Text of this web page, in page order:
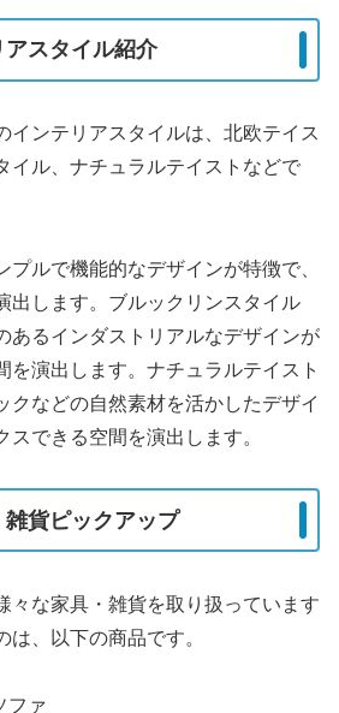
スタイル紹介
インテリアスタイルは、北欧テイス
イル、ナチュラルテイストなどで
プルで機能的なデザインが特徴で、
出します。ブルックリンスタイル
あるインダストリアルなデザインが
を演出します。ナチュラルテイスト
クなどの自然素材を活かしたデザイ
スできる空間を演出します。
貨ピックアップ
々な家具・雑貨を取り扱っています
、以下の商品です。
ファ